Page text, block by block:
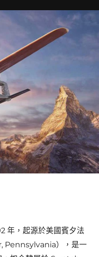
年，起源於美國賓夕法
Pennsylvania），是一